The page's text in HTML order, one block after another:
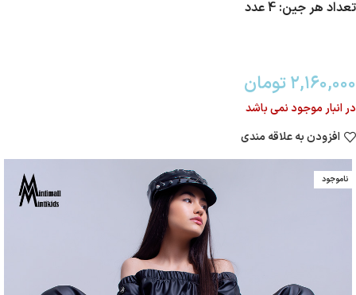
تعداد هر جین: 4 عدد
۲,۱۶۰,۰۰۰تومان
در انبار موجود نمی باشد
افزودن به علاقه مندی
ناموجود